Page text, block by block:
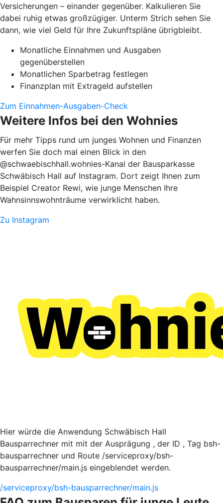
Versicherungen – einander gegenüber. Kalkulieren Sie
dabei ruhig etwas großzügiger. Unterm Strich sehen Sie
dann, wie viel Geld für Ihre Zukunftspläne übrigbleibt.
Monatliche Einnahmen und Ausgaben
gegenüberstellen
Monatlichen Sparbetrag festlegen
Finanzplan mit Extrageld aufstellen
Zum Einnahmen-Ausgaben-Check
Weitere Infos bei den Wohnies
Für mehr Tipps rund um junges Wohnen und Finanzen
werfen Sie doch mal einen Blick in den
@schwaebischhall.wohnies-Kanal der Bausparkasse
Schwäbisch Hall auf Instagram. Dort zeigt Ihnen zum
Beispiel Creator Rewi, wie junge Menschen Ihre
Wahnsinnswohnträume verwirklicht haben.
Zu Instagram
Hier würde die Anwendung Schwäbisch Hall
Bausparrechner mit mit der Ausprägung , der ID , Tag bsh-
bausparrechner und Route /serviceproxy/bsh-
bausparrechner/main.js eingeblendet werden.
/serviceproxy/bsh-bausparrechner/main.js